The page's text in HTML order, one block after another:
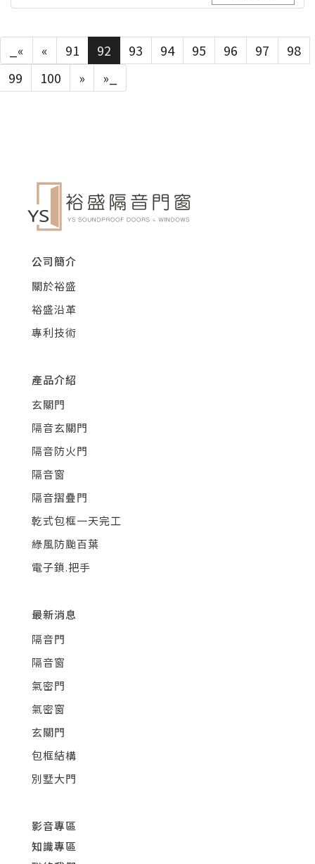
_« « 91 92 93 94 95 96 97
98
99
100 » »_
公司簡介
關於裕盛
裕盛沿革
專利技術
產品介紹
玄關門
隔音玄關門
隔音防火門
隔音窗
隔音摺疊門
乾式包框一天完工
綠風防颱百葉
電子鎖.把手
最新消息
隔音門
隔音窗
氣密門
氣密窗
玄關門
包框結構
別墅大門
影音專區
知識專區